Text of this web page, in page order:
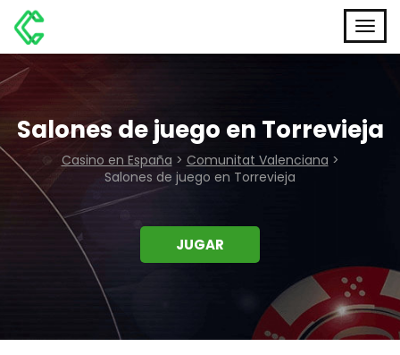
Salones de juego en Torrevieja
Casino en España > Comunitat Valenciana >
Salones de juego en Torrevieja
JUGAR